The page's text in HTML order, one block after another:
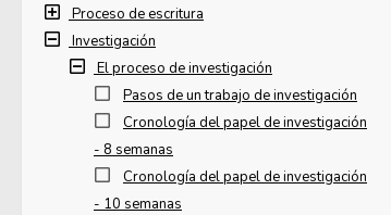
Proceso de escritura
Investigación
El proceso de investigación
Pasos de un trabajo de investigación
Cronología del papel de investigación
- 8 semanas
Cronología del papel de investigación
- 10 semanas